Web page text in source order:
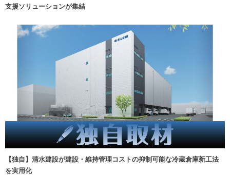
支援ソリューションが集結
【独自】清水建設が建設・維持管理コストの抑制可能な冷蔵倉庫新工法
を実用化